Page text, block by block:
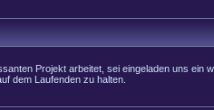
Projekt arbeitet, sei eingeladen uns ein
dem Laufenden zu halten.